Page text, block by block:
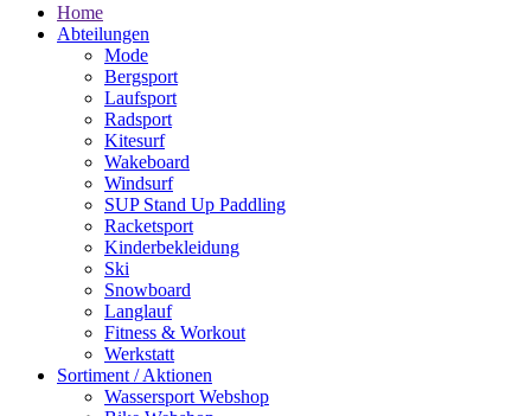
Home
Abteilungen
Mode
Bergsport
Laufsport
Radsport
Kitesurf
Wakeboard
Windsurf
SUP Stand Up Paddling
Racketsport
Kinderbekleidung
Ski
Snowboard
Langlauf
Fitness & Workout
Werkstatt
Sortiment / Aktionen
Wassersport Webshop